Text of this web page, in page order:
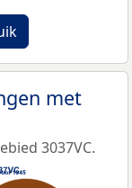
met
3037VC.